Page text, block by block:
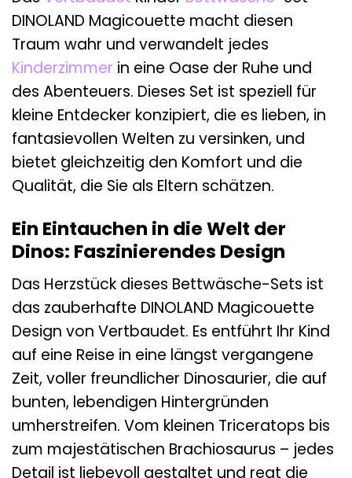
DINOLAND Magicouette macht diesen
Traum wahr und verwandelt jedes
Kinderzimmer in eine Oase der Ruhe und
des Abenteuers. Dieses Set ist speziell für
kleine Entdecker konzipiert, die es lieben, in
fantasievollen Welten zu versinken, und
bietet gleichzeitig den Komfort und die
Qualität, die Sie als Eltern schätzen.
Ein Eintauchen in die Welt der
Dinos: Faszinierendes Design
Das Herzstück dieses Bettwäsche-Sets ist
das zauberhafte DINOLAND Magicouette
Design von Vertbaudet. Es entführt Ihr Kind
auf eine Reise in eine längst vergangene
Zeit, voller freundlicher Dinosaurier, die auf
bunten, lebendigen Hintergründen
umherstreifen. Vom kleinen Triceratops bis
zum majestätischen Brachiosaurus – jedes
Detail ist liebevoll gestaltet und regt die